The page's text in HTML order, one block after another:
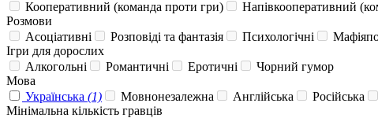
Кооперативний (команда проти гри)
Напівкооперативний
Розмови
Асоціативні
Розповіді та фантазія Психологічні
Ігри для дорослих
Алкогольні
Романтичні Еротичні
Чорний гумор
Мова
Українська (1) Мовнонезалежна Англійська Російська
Мінімальна кількість гравців